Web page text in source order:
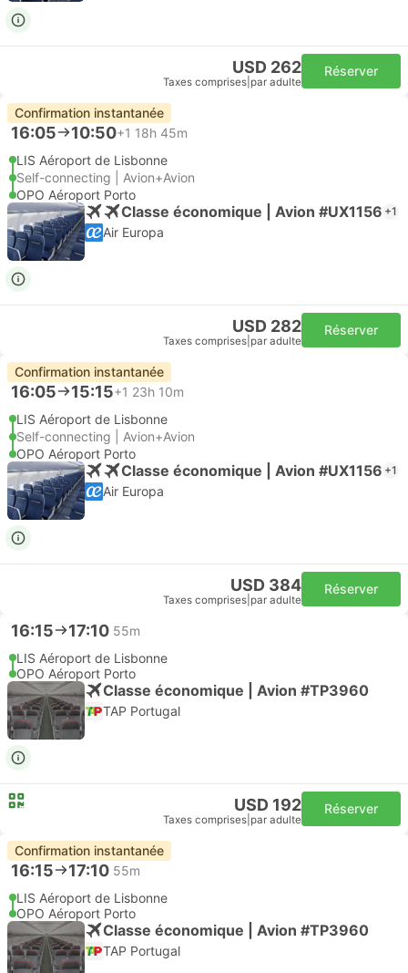
USD 262
Taxes comprises par adulte
Réserver
Confirmation instantanée
16:05 10:50+1 18h 45m
LIS Aéroport de Lisbonne
Self-connecting | Avion+Avion
OPO Aéroport Porto
Classe économique | Avion #UX1156 +1
Air Europa
USD 282
Taxes comprises par adulte
Réserver
Confirmation instantanée
16:05 15:15+1 23h 10m
LIS Aéroport de Lisbonne
Self-connecting | Avion+Avion
OPO Aéroport Porto
Classe économique | Avion #UX1156 +1
Air Europa
USD 384
Taxes comprises par adulte
Réserver
16:15 17:10 55m
LIS Aéroport de Lisbonne
OPO Aéroport Porto
Classe économique | Avion #TP3960
TAP Portugal
USD 192
Taxes comprises par adulte
Réserver
Confirmation instantanée
16:15 17:10 55m
LIS Aéroport de Lisbonne
OPO Aéroport Porto
Classe économique | Avion #TP3960
TAP Portugal